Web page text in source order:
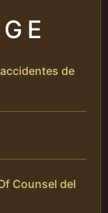
de
Counsel del